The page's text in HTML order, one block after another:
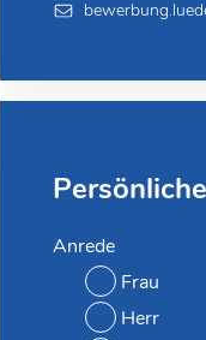
Anrede
Frau
Herr